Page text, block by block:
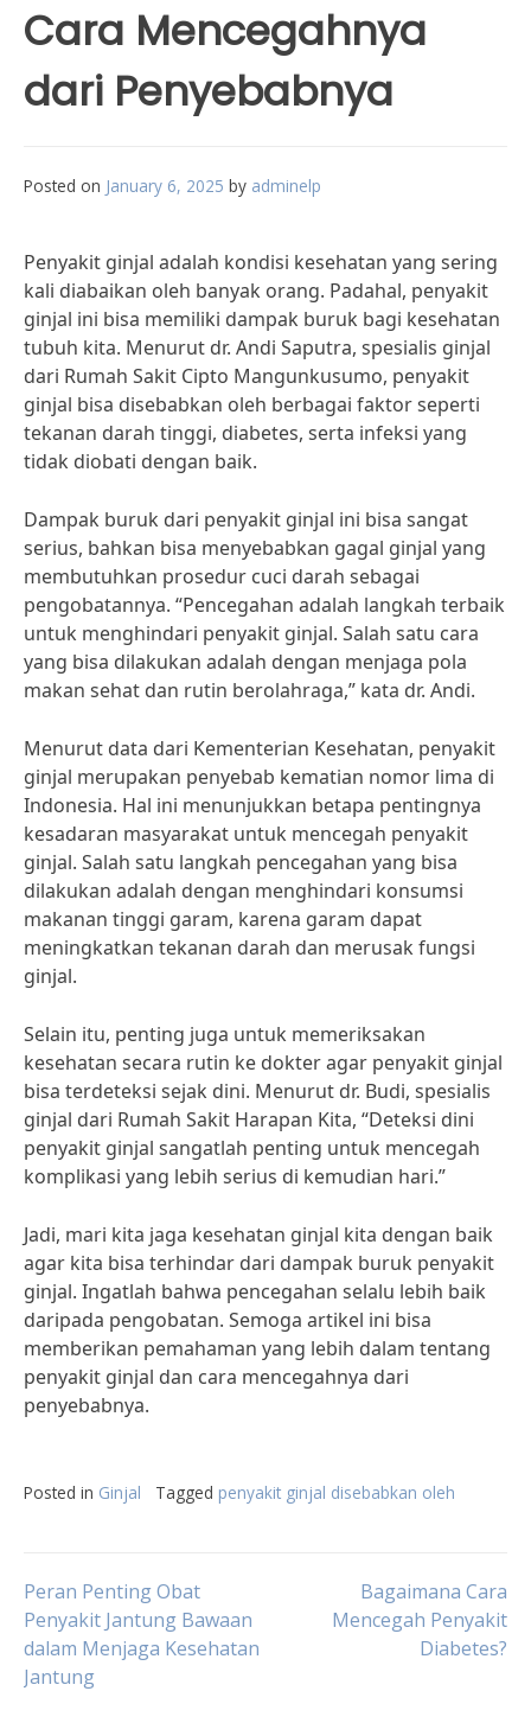
Cara Mencegahnya
dari Penyebabnya
Posted on January 6, 2025 by adminelp
Penyakit ginjal adalah kondisi kesehatan yang sering
kali diabaikan oleh banyak orang. Padahal, penyakit
ginjal ini bisa memiliki dampak buruk bagi kesehatan
tubuh kita. Menurut dr. Andi Saputra, spesialis ginjal
dari Rumah Sakit Cipto Mangunkusumo, penyakit
ginjal bisa disebabkan oleh berbagai faktor seperti
tekanan darah tinggi, diabetes, serta infeksi yang
tidak diobati dengan baik.
Dampak buruk dari penyakit ginjal ini bisa sangat
serius, bahkan bisa menyebabkan gagal ginjal yang
membutuhkan prosedur cuci darah sebagai
pengobatannya. “Pencegahan adalah langkah terbaik
untuk menghindari penyakit ginjal. Salah satu cara
yang bisa dilakukan adalah dengan menjaga pola
makan sehat dan rutin berolahraga,” kata dr. Andi.
Menurut data dari Kementerian Kesehatan, penyakit
ginjal merupakan penyebab kematian nomor lima di
Indonesia. Hal ini menunjukkan betapa pentingnya
kesadaran masyarakat untuk mencegah penyakit
ginjal. Salah satu langkah pencegahan yang bisa
dilakukan adalah dengan menghindari konsumsi
makanan tinggi garam, karena garam dapat
meningkatkan tekanan darah dan merusak fungsi
ginjal.
Selain itu, penting juga untuk memeriksakan
kesehatan secara rutin ke dokter agar penyakit ginjal
bisa terdeteksi sejak dini. Menurut dr. Budi, spesialis
ginjal dari Rumah Sakit Harapan Kita, “Deteksi dini
penyakit ginjal sangatlah penting untuk mencegah
komplikasi yang lebih serius di kemudian hari.”
Jadi, mari kita jaga kesehatan ginjal kita dengan baik
agar kita bisa terhindar dari dampak buruk penyakit
ginjal. Ingatlah bahwa pencegahan selalu lebih baik
daripada pengobatan. Semoga artikel ini bisa
memberikan pemahaman yang lebih dalam tentang
penyakit ginjal dan cara mencegahnya dari
penyebabnya.
Posted in Ginjal Tagged penyakit ginjal disebabkan oleh
Post
navigation
Peran Penting Obat
Penyakit Jantung Bawaan
dalam Menjaga Kesehatan
Jantung
Bagaimana Cara
Mencegah Penyakit
Diabetes?